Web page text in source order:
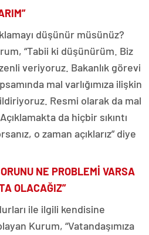
düşünür müsünüz?
“Tabii ki düşünürüm. Biz
veriyoruz. Bakanlık görevi
mal varlığımıza ilişkin
Resmi olarak da mal
da hiçbir sıkıntı
o zaman açıklarız” diye
NE PROBLEMİ VARSA
OLACAĞIZ”
ile ilgili kendisine
Kurum, “Vatandaşımıza